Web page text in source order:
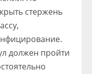
стержень
должен пройти